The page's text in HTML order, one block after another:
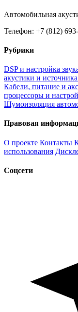
Автомобильная
Телефон: +7 (812)
Рубрики
DSP и настройка
акустики и источника
Кабели, питание и
процессоры и
Шумоизоляция
Правовая
О проекте Контакты
использования
Соцсети